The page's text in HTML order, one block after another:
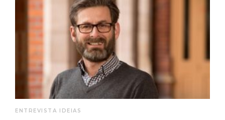
ENTREVISTA IDEIAS